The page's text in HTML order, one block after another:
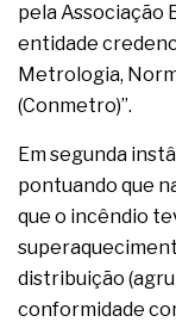
pela Associação
entidade
Metrologia,
(Conmetro)”.
Em segunda
pontuando que
que o incêndio
distribuição
conformidade